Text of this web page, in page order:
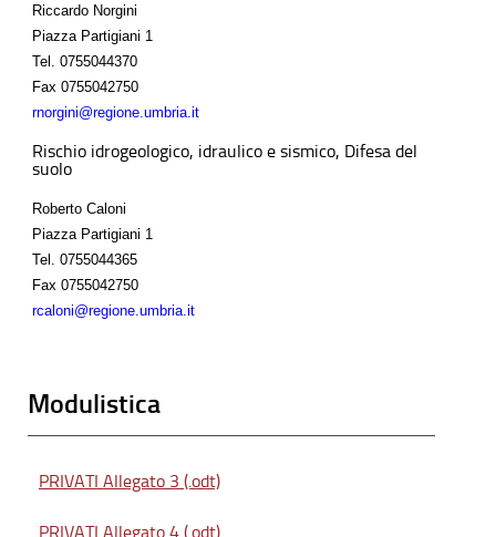
Riccardo Norgini
Piazza Partigiani 1
Tel.
0755044370
Fax 0755042750
rnorgini@regione.umbria.it
Rischio idrogeologico, idraulico e sismico, Difesa del
suolo
Roberto Caloni
Piazza Partigiani 1
Tel.
0755044365
Fax 0755042750
rcaloni@regione.umbria.it
Modulistica
PRIVATI Allegato 3 (.odt)
PRIVATI Allegato 4 (.odt)